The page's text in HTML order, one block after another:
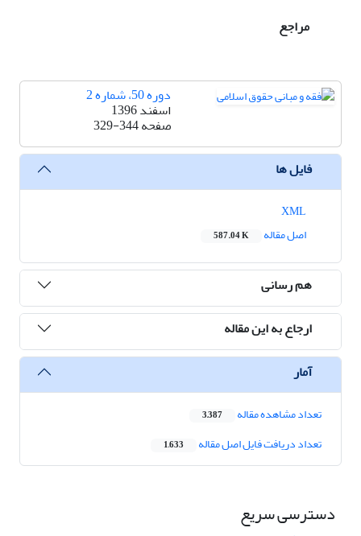
مراجع
دوره 50، شماره 2
اسفند 1396
صفحه329-344
فایل ها
اصل مقاله
587.04 K
هم رسانی
ارجاع به این مقاله
آمار
تعداد مشاهده مقاله 3,387
تعداد دریافت فایل اصل مقاله 1,633
دسترسی سریع